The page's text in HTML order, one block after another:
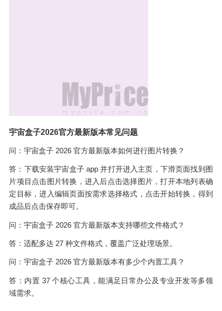
宇宙盒子2026官方最新版本常见问题
问：宇宙盒子 2026 官方最新版本如何进行图片转换？
答：下载安装宇宙盒子 app 并打开进入主页，下滑页面找到图
片项目点击图片转换，进入后点击选择图片，打开本地列表确
定目标，进入编辑页面按需求选择格式，点击开始转换，得到
成品后点击保存即可。
问：宇宙盒子 2026 官方最新版本支持哪些文件格式？
答：适配多达 27 种文件格式，覆盖广泛处理场景。
问：宇宙盒子 2026 官方最新版本有多少个内置工具？
答：内置 37 个核心工具，能满足日常办公及专业开发等多领
域需求。